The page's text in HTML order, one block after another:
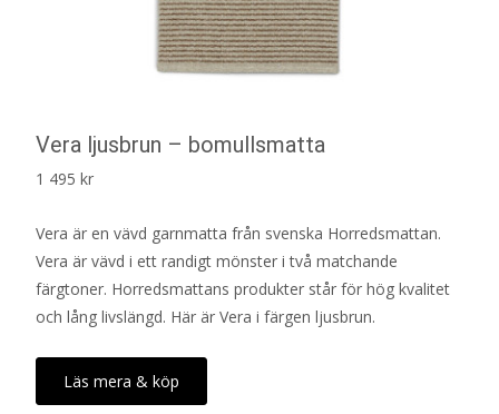
Vera ljusbrun – bomullsmatta
1 495 kr
Vera är en vävd garnmatta från svenska Horredsmattan.
Vera är vävd i ett randigt mönster i två matchande
färgtoner. Horredsmattans produkter står för hög kvalitet
och lång livslängd. Här är Vera i färgen ljusbrun.
Läs mera & köp